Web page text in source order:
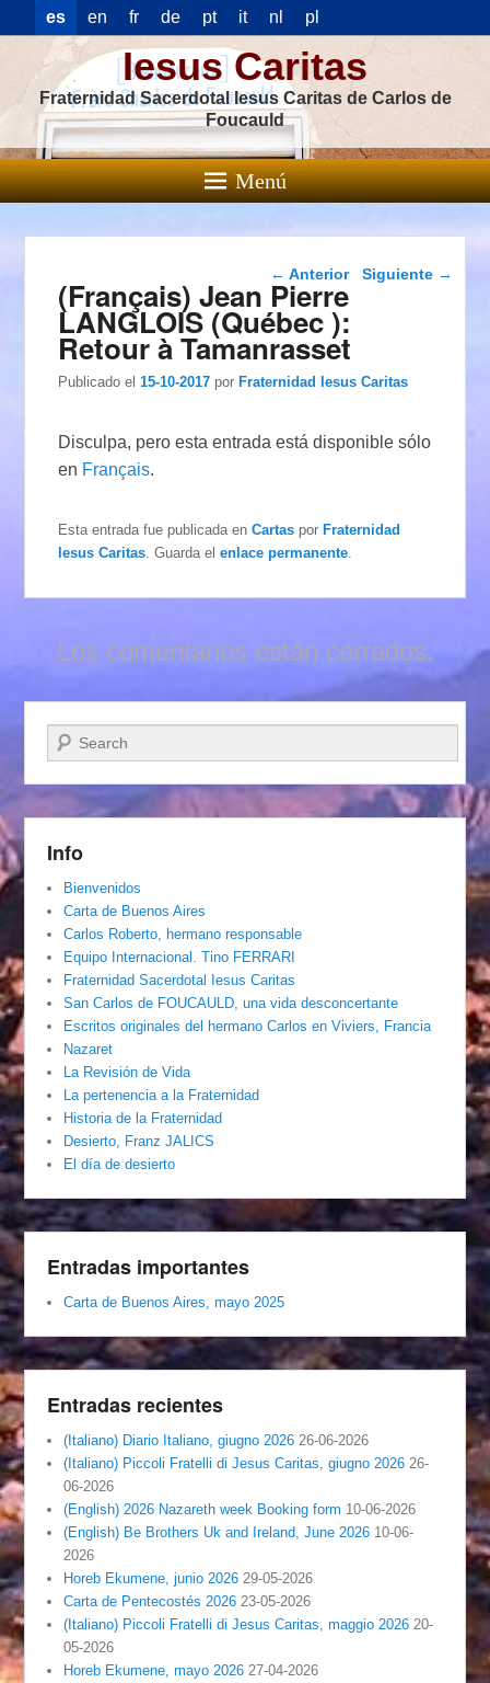
es en fr de pt it nl pl
Iesus Caritas
Fraternidad Sacerdotal Iesus Caritas de Carlos de
Foucauld
Menú
Navegación de
entradas
← Anterior Siguiente →
(Français) Jean Pierre
LANGLOIS (Québec ):
Retour à Tamanrasset
Publicado el 15-10-2017 porFraternidad Iesus Caritas
Disculpa, pero esta entrada está disponible sólo
en Français.
Esta entrada fue publicada enCartas porFraternidad
Iesus Caritas . Guarda elenlace permanente
Los comentarios están cerrados.
Buscar
Info
Bienvenidos
Carta de Buenos Aires
Carlos Roberto, hermano responsable
Equipo Internacional. Tino FERRARI
Fraternidad Sacerdotal Iesus Caritas
San Carlos de FOUCAULD, una vida desconcertante
Escritos originales del hermano Carlos en Viviers, Francia
Nazaret
La Revisión de Vida
La pertenencia a la Fraternidad
Historia de la Fraternidad
Desierto, Franz JALICS
El día de desierto
Entradas importantes
Carta de Buenos Aires, mayo 2025
Entradas recientes
(Italiano) Diario Italiano, giugno 2026 26-06-2026
(Italiano) Piccoli Fratelli di Jesus Caritas, giugno 2026 26-
06-2026
(English) 2026 Nazareth week Booking form 10-06-2026
(English) Be Brothers Uk and Ireland, June 2026 10-06-
2026
Horeb Ekumene, junio 2026 29-05-2026
Carta de Pentecostés 2026 23-05-2026
(Italiano) Piccoli Fratelli di Jesus Caritas, maggio 2026 20-
05-2026
Horeb Ekumene, mayo 2026 27-04-2026